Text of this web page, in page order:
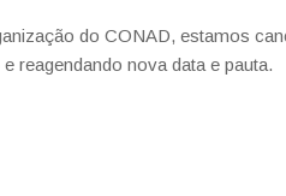
do CONAD, estamos
reagendando nova data e pauta.